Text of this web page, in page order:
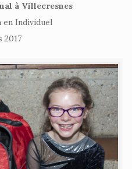
à Villecresnes
Individuel
2017